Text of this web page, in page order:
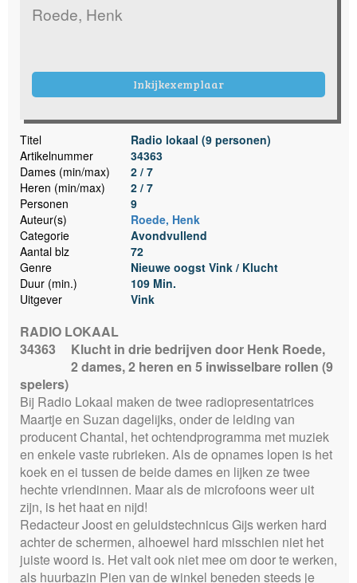
Roede, Henk
Inkijkexemplaar
Titel
Radio lokaal (9 personen)
Artikelnummer
34363
Dames (min/max)
2 / 7
Heren (min/max)
2 / 7
Personen
9
Auteur(s)
Roede, Henk
Categorie
Avondvullend
Aantal blz
72
Genre
Nieuwe oogst Vink / Klucht
Duur (min.)
109 Min.
Uitgever
Vink
RADIO LOKAAL
34363
Klucht in drie bedrijven door Henk Roede,
2 dames, 2 heren en 5 inwisselbare rollen (9
spelers)
Bij Radio Lokaal maken de twee radiopresentatrices
Maartje en Suzan dagelijks, onder de leiding van
producent Chantal, het ochtendprogramma met muziek
en enkele vaste rubrieken. Als de opnames lopen is het
koek en ei tussen de beide dames en lijken ze twee
hechte vriendinnen. Maar als de microfoons weer uit
zijn, is het haat en nijd!
Redacteur Joost en geluidstechnicus Gijs werken hard
achter de schermen, alhoewel hard misschien niet het
juiste woord is. Het valt ook niet mee om door te werken,
als huurbazin Pien van de winkel beneden steeds je